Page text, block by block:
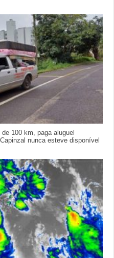
100 km, paga aluguel
nunca esteve disponível